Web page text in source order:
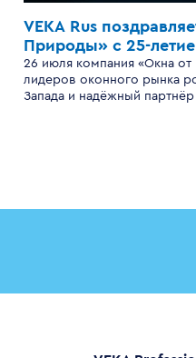
VEKA Rus
Природы» с 25-
26 июля компания «Окна
лидеров оконного рынка
Запада и надёжный партнёр